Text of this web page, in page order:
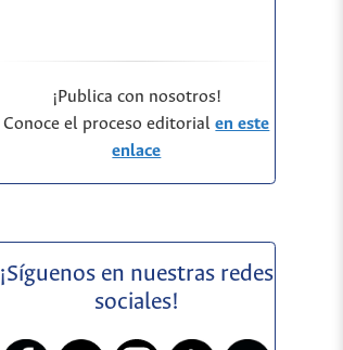
¡Publica con nosotros!
Conoce el proceso editorialen este
enlace
¡Síguenos en nuestras redes
sociales!